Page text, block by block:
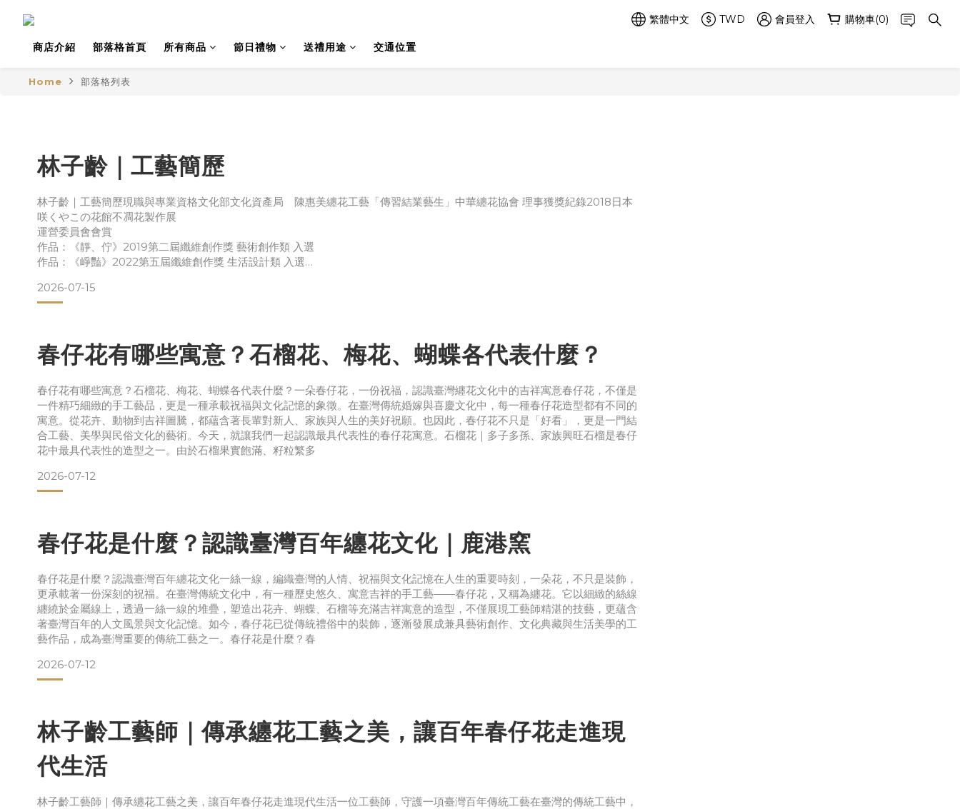
繁體中文 TWD 會員登入 購物車(0)
商店介紹 部落格首頁 所有商品 節日禮物 送禮用途 交通位置
Home 部落格列表
林子齡｜工藝簡歷
林子齡｜工藝簡歷現職與專業資格文化部文化資產局 陳惠美纏花工藝「傳習結業藝生」中華纏花協會 理事獲獎紀錄2018日本
咲くやこの花館不凋花製作展
運營委員會會賞
作品：《靜、佇》2019第二屆纖維創作獎 藝術創作類 入選
作品：《崢豔》2022第五屆纖維創作獎 生活設計類 入選
展出地點：大億麗緻文化藝廊
展出作品：《劍獅》2019臺中市政府《臺中世界花卉博覽會－花舞館不凋花展》
2026-07-15
春仔花有哪些寓意？石榴花、梅花、蝴蝶各代表什麼？
春仔花有哪些寓意？石榴花、梅花、蝴蝶各代表什麼？一朵春仔花，一份祝福，認識臺灣纏花文化中的吉祥寓意春仔花，不僅是
一件精巧細緻的手工藝品，更是一種承載祝福與文化記憶的象徵。在臺灣傳統婚嫁與喜慶文化中，每一種春仔花造型都有不同的
寓意。從花卉、動物到吉祥圖騰，都蘊含著長輩對新人、家族與人生的美好祝願。也因此，春仔花不只是「好看」，更是一門結
合工藝、美學與民俗文化的藝術。今天，就讓我們一起認識最具代表性的春仔花寓意。石榴花｜多子多孫、家族興旺石榴是春仔
花中最具代表性的造型之一。由於石榴果實飽滿、籽粒繁多
2026-07-12
春仔花是什麼？認識臺灣百年纏花文化｜鹿港窯
春仔花是什麼？認識臺灣百年纏花文化一絲一線，編織臺灣的人情、祝福與文化記憶在人生的重要時刻，一朵花，不只是裝飾，
更承載著一份深刻的祝福。在臺灣傳統文化中，有一種歷史悠久、寓意吉祥的手工藝——春仔花，又稱為纏花。它以細緻的絲線
纏繞於金屬線上，透過一絲一線的堆疊，塑造出花卉、蝴蝶、石榴等充滿吉祥寓意的造型，不僅展現工藝師精湛的技藝，更蘊含
著臺灣百年的人文風景與文化記憶。如今，春仔花已從傳統禮俗中的裝飾，逐漸發展成兼具藝術創作、文化典藏與生活美學的工
藝作品，成為臺灣重要的傳統工藝之一。春仔花是什麼？春
2026-07-12
林子齡工藝師｜傳承纏花工藝之美，讓百年春仔花走進現
代生活
林子齡工藝師｜傳承纏花工藝之美，讓百年春仔花走進現代生活一位工藝師，守護一項臺灣百年傳統工藝在臺灣的傳統工藝中，